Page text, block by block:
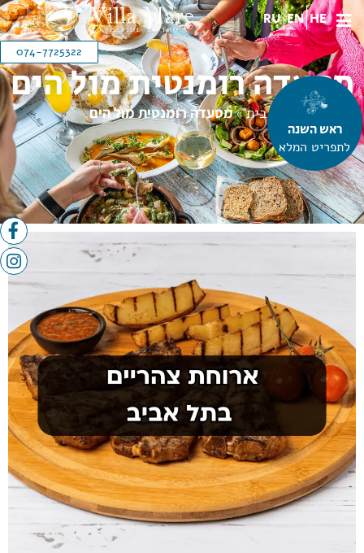
HE
EN
RU
074-7725322
ראש השנה
לתפריט המלא
מסעדה רומנטית מול הים
הבית»מסעדה רומנטית מול הים
הבית»מסעדה רומנטית מול
הים